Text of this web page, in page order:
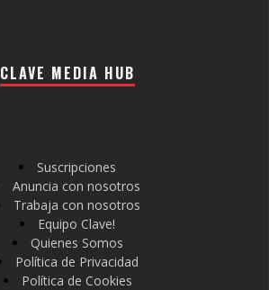
CLAVE MEDIA HUB
Suscripciones
Anuncia con nosotros
Trabaja con nosotros
Equipo Clave!
Quienes Somos
Política de Privacidad
Política de Cookies